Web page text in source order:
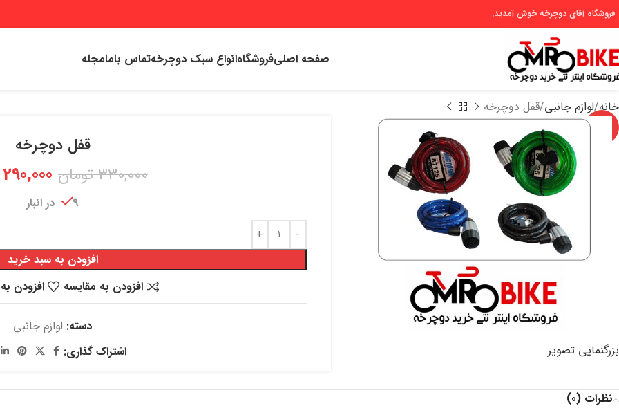
فروشگاه آقای دوچرخه خوش آمدید.
صفحه اصلیفروشگاهانواع سبک دوچرخهتماس بامامجله
خانه لوازم جانبی قفل دوچرخه
بزرگنمایی تصویر
قفل دوچرخه
330,000 تومان 290,000
9 در انبار
افزودن به سبد خرید
افزودن به مقایسه
افزودن
دسته: لوازم جانبی
اشتراک گذاری:
نظرات (0)